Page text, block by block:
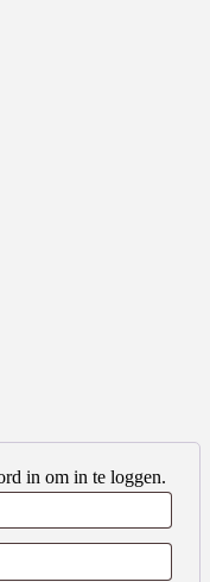
in om in te loggen.